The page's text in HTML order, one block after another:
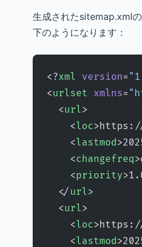
生成されたsitemap.xml
下のようになります：
<?xml version=
<urlset xmlns=
  <
url>
    <
loc>https://
    <
lastmod
    <
changefreq
    <
priority
  </
url>
  <
url>
    <
loc
    <
lastmod